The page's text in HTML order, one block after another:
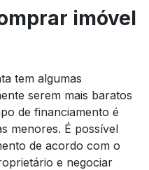
imóvel
tem algumas
serem mais baratos
de financiamento é
menores. É possível
de acordo com o
e negociar